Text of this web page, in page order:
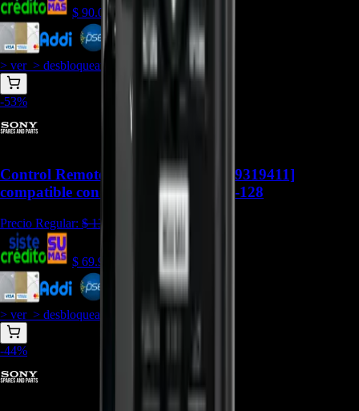
$ 90.000
> ver_ > desbloquear oferta_
-53%
Control Remoto RMT-AM211U [149319411]
compatible con MHC-V90DW - CR-128
Precio Regular: $135.000
$ 69.900
62.910
> ver_ > desbloquear oferta_
-44%